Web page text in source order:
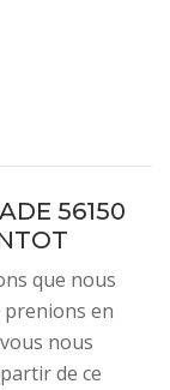
56150
que nous
prenions en
nous
de ce